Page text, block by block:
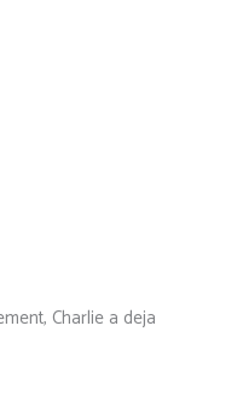
Charlie a deja